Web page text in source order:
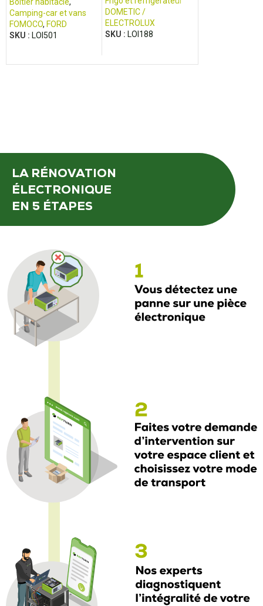
2017)
Camping-car et vans
FOMOCO, FORD
SKU : LOI501
DOMETIC /
ELECTROLUX
SKU : LOI188
LA RÉNOVATION
ÉLECTRONIQUE
EN 5 ÉTAPES